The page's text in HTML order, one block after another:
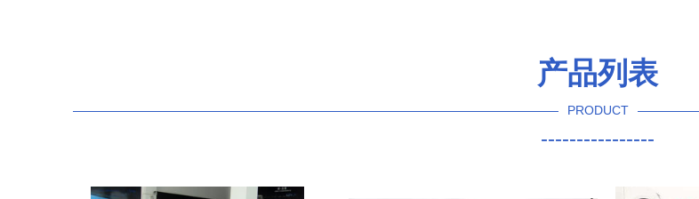
产品列表
PRODUCT
----------------